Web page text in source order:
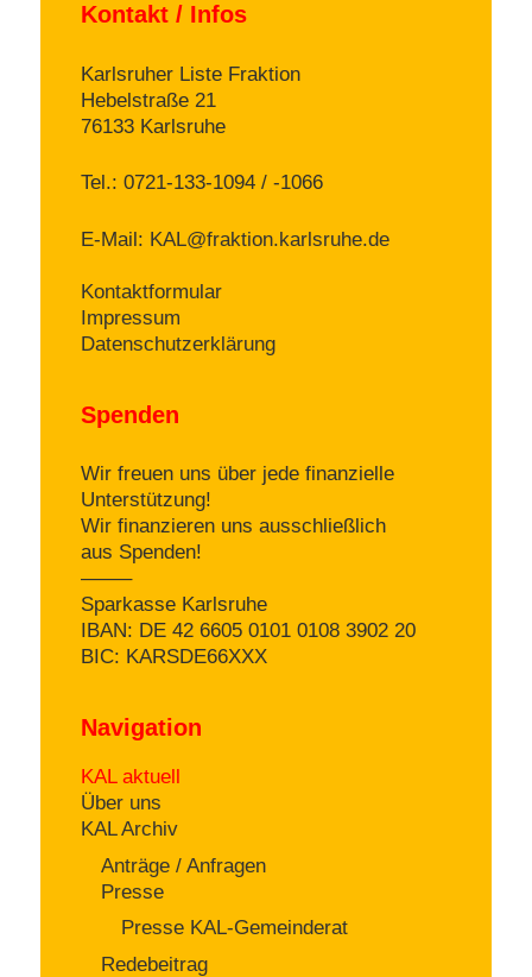
Kontakt / Infos
Karlsruher Liste Fraktion
Hebelstraße 21
76133 Karlsruhe
Tel.: 0721-133-1094 / -1066
E-Mail: KAL@fraktion.karlsruhe.de
Kontaktformular
Impressum
Datenschutzerklärung
Spenden
Wir freuen uns über jede finanzielle
Unterstützung!
Wir finanzieren uns ausschließlich
aus Spenden!
——–
Sparkasse Karlsruhe
IBAN: DE 42 6605 0101 0108 3902 20
BIC: KARSDE66XXX
Navigation
KAL aktuell
Über uns
KAL Archiv
Anträge / Anfragen
Presse
Presse KAL-Gemeinderat
Redebeitrag